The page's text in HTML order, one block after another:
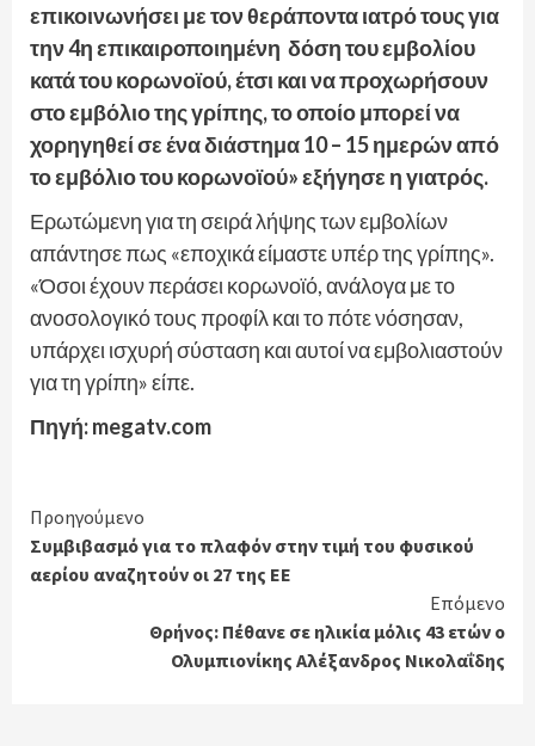
επικοινωνήσει με τον θεράποντα ιατρό τους για
την 4η επικαιροποιημένη δόση του εμβολίου
κατά του κορωνοϊού, έτσι και να προχωρήσουν
στο εμβόλιο της γρίπης, το οποίο μπορεί να
χορηγηθεί σε ένα διάστημα 10 – 15 ημερών από
το εμβόλιο του κορωνοϊού» εξήγησε η γιατρός.
Ερωτώμενη για τη σειρά λήψης των εμβολίων
απάντησε πως «εποχικά είμαστε υπέρ της γρίπης».
«Όσοι έχουν περάσει κορωνοϊό, ανάλογα με το
ανοσολογικό τους προφίλ και το πότε νόσησαν,
υπάρχει ισχυρή σύσταση και αυτοί να εμβολιαστούν
για τη γρίπη» είπε.
Πηγή: megatv.com
Continue
Reading
Προηγούμενο
Συμβιβασμό για το πλαφόν στην τιμή του φυσικού
αερίου αναζητούν οι 27 της ΕΕ
Επόμενο
Θρήνος: Πέθανε σε ηλικία μόλις 43 ετών ο
Ολυμπιονίκης Αλέξανδρος Νικολαΐδης